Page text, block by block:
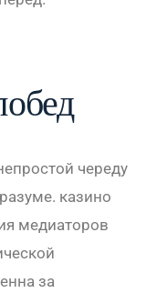
череду
казино
медиаторов
за